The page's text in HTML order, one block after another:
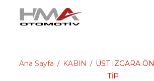
Ana Sayfa / KABİN / ÜST IZGARA
TİP